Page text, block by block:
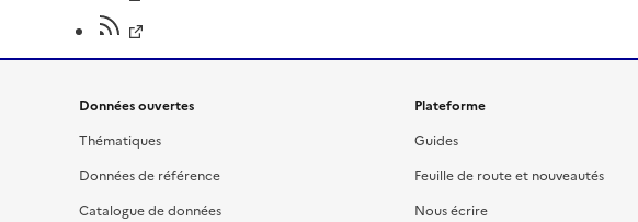
Données ouvertes
Thématiques
Données de référence
Catalogue de données
Plateforme
Guides
Feuille de route et nouveautés
Nous écrire